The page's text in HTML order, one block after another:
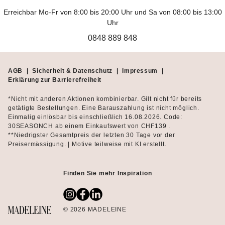
können.
Das 3/4-Arm-Shirt für Damen: die schönsten
Materialien
Bei MADELEINE Mode finden Sie Shirts mit 3/4-Arm aus ganz
unterschiedlichen Materialien. An heissen Tagen trägt sich ein
Shirt aus reiner Baumwolle sehr angenehm. Das Material ist
natürlich, antiallergen und lässt Ihre Haut atmen. Je nach
Veredelung und Verarbeitung ist das Baumwollshirt knitterarm
oder verfügt über einen edlen Glanz. Viskose und Lyocell sind
Fasern, die in einem chemischen Prozess aus Zellstoff
hergestellt werden. Sehr angenehm ist, dass Sie ein 3/4-Arm-
ohne dass es knittert oder an den Ellenbogen ausbeult. Ein
Shirts mit 3/4-Arm, die aus elastischen Materialien gefertigt sind,
überzeugen mit einer hervorragenden Passform, die auch nach
der Wäsche erhalten bleibt. Eine Besonderheit ist die elastische
Erreichbar Mo-Fr von 8:00 bis 20:00 Uhr und Sa von 08:00 bis 13:00
Uhr
0848 889 848
AGB Sicherheit & Datenschutz Impressum
Erklärung zur Barrierefreiheit
*Nicht mit anderen Aktionen kombinierbar. Gilt nicht für bereits
getätigte Bestellungen. Eine Barauszahlung ist nicht möglich.
Einmalig einlösbar bis einschließlich 16.08.2026. Code:
30SEASONCH ab einem Einkaufswert von CHF139 .
**Niedrigster Gesamtpreis der letzten 30 Tage vor der
Preisermässigung. | Motive teilweise mit KI erstellt.
Finden Sie mehr Inspiration
© 2026 MADELEINE